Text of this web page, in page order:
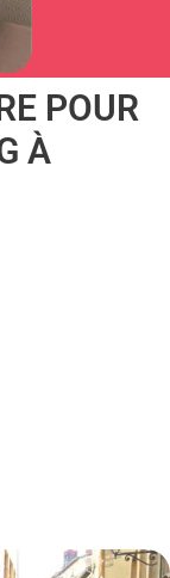
POUR
À